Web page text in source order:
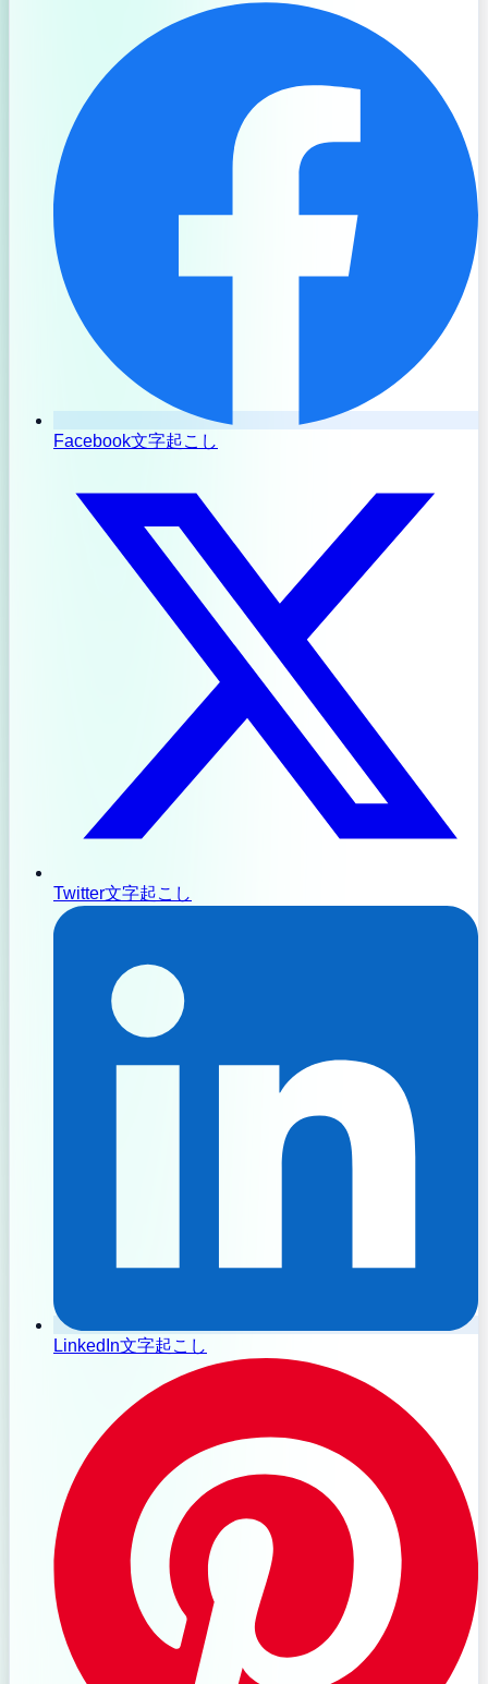
Facebook文字起こし
Twitter文字起こし
LinkedIn文字起こし